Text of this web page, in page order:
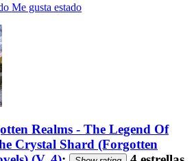
Me gusta estado
Realms - The Legend Of
Crystal Shard (Forgotten